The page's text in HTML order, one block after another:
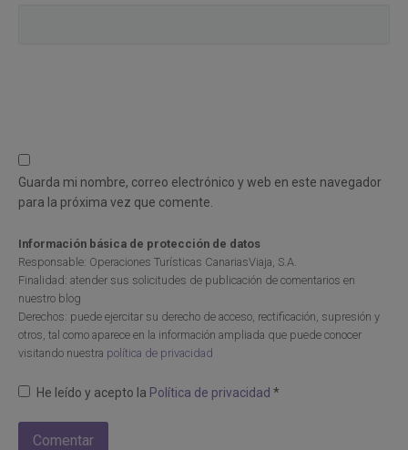
Guarda mi nombre, correo electrónico y web en este navegador
para la próxima vez que comente.
Información básica de protección de datos
Responsable: Operaciones Turísticas CanariasViaja, S.A.
Finalidad: atender sus solicitudes de publicación de comentarios en
nuestro blog
Derechos: puede ejercitar su derecho de acceso, rectificación, supresión y
otros, tal como aparece en la información ampliada que puede conocer
visitando nuestra política de privacidad
He leído y acepto la Política de privacidad *